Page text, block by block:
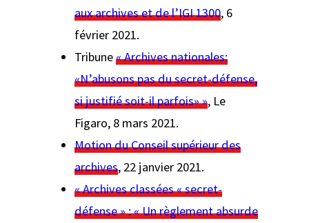
aux archives et de l’IGI 1300, 6
février 2021.
Tribune« Archives nationales:
«N’abusons pas du secret-défense,
si justifié soit-il parfois» », Le
Figaro, 8 mars 2021.
Motion du Conseil supérieur des
archives, 22 janvier 2021.
« Archives classées « secret-
défense » : « Un règlement absurde